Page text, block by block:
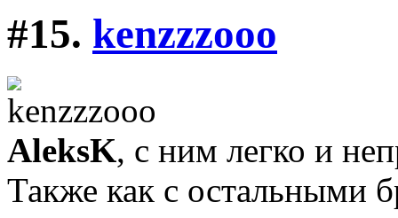
#15. kenzzzooo
AleksK, с ним легко и
Также как с остальными